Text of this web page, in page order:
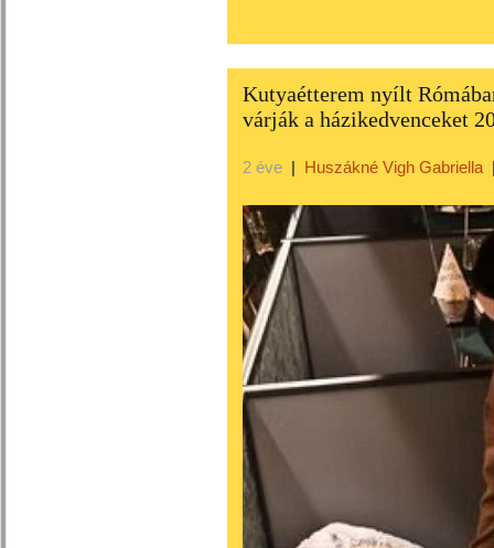
Kutyaétterem nyílt
várják a házikedvenceket
2 éve | Huszákné Vigh Gabriella